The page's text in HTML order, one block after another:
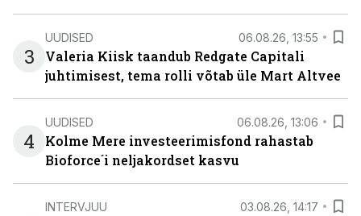
3
UUDISED 06.08.26, 13:55
Valeria Kiisk taandub Redgate Capitali
juhtimisest, tema rolli võtab üle Mart Altvee
4
UUDISED 06.08.26, 13:06
Kolme Mere investeerimisfond rahastab
Bioforce´i neljakordset kasvu
INTERVJUU 03.08.26, 14:17